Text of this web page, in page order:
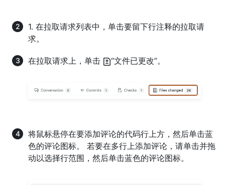
1. 在拉取请求列表中，单击要留下行注释的拉取请
求。
在拉取请求上，单击 “文件已更改”。
将鼠标悬停在要添加评论的代码行上方，然后单击蓝
色的评论图标。 若要在多行上添加评论，请单击并拖
动以选择行范围，然后单击蓝色的评论图标。